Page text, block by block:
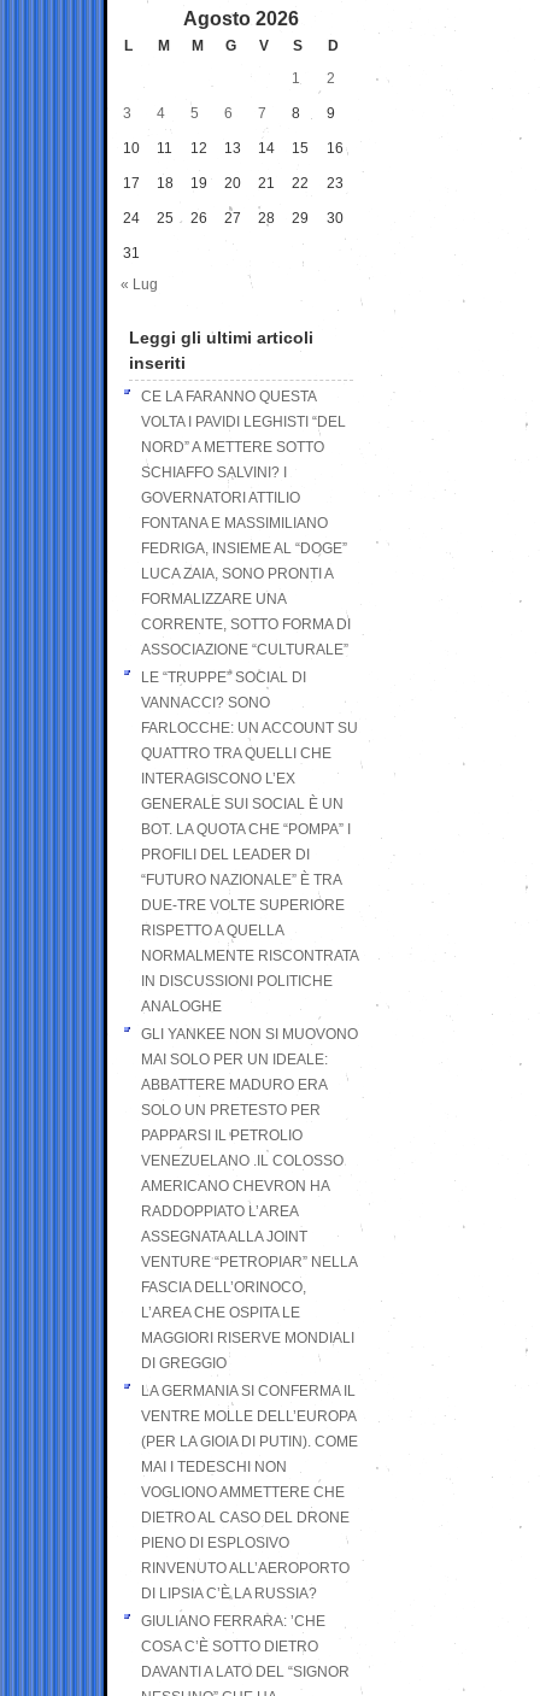
Agosto 2026
L M M G V S
D
1
2
3 4 5 6 7 8 9
10 11 12 13 14 15 16
17 18 19 20 21 22 23
24 25 26 27 28 29 30
31
« Lug
Leggi gli ultimi articoli
inseriti
CE LA FARANNO QUESTA
VOLTA I PAVIDI LEGHISTI “DEL
NORD” A METTERE SOTTO
SCHIAFFO SALVINI? I
GOVERNATORI ATTILIO
FONTANA E MASSIMILIANO
FEDRIGA, INSIEME AL “DOGE”
LUCA ZAIA, SONO PRONTI A
FORMALIZZARE UNA
CORRENTE, SOTTO FORMA DI
ASSOCIAZIONE “CULTURALE”
LE “TRUPPE” SOCIAL DI
VANNACCI? SONO
FARLOCCHE: UN ACCOUNT SU
QUATTRO TRA QUELLI CHE
INTERAGISCONO L’EX
GENERALE SUI SOCIAL È UN
BOT. LA QUOTA CHE “POMPA” I
PROFILI DEL LEADER DI
“FUTURO NAZIONALE” È TRA
DUE-TRE VOLTE SUPERIORE
RISPETTO A QUELLA
NORMALMENTE RISCONTRATA
IN DISCUSSIONI POLITICHE
ANALOGHE
GLI YANKEE NON SI MUOVONO
MAI SOLO PER UN IDEALE:
ABBATTERE MADURO ERA
SOLO UN PRETESTO PER
PAPPARSI IL PETROLIO
VENEZUELANO .IL COLOSSO
AMERICANO CHEVRON HA
RADDOPPIATO L’AREA
ASSEGNATA ALLA JOINT
VENTURE “PETROPIAR” NELLA
FASCIA DELL’ORINOCO,
L’AREA CHE OSPITA LE
MAGGIORI RISERVE MONDIALI
DI GREGGIO
LA GERMANIA SI CONFERMA IL
VENTRE MOLLE DELL’EUROPA
(PER LA GIOIA DI PUTIN). COME
MAI I TEDESCHI NON
VOGLIONO AMMETTERE CHE
DIETRO AL CASO DEL DRONE
PIENO DI ESPLOSIVO
RINVENUTO ALL’AEROPORTO
DI LIPSIA C’È LA RUSSIA?
GIULIANO FERRARA: ’CHE
COSA C’È SOTTO DIETRO
DAVANTI A LATO DEL “SIGNOR